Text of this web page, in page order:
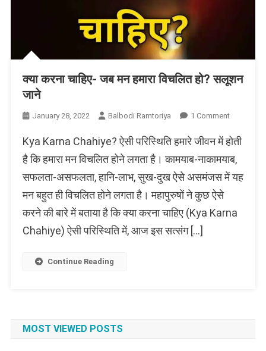
क्या करना चाहिए- जब मन हमारा विचलित हो? सलूशन
जाने
January 28, 2022 Balbodi Ramtoriya 1 CommentOn
करना
जब
मन
हो?
Kya Karna Chahiye? ऐसी परिस्थिति हमारे जीवन में होती
है कि हमारा मन विचलित होने लगता है। कामयाब-नाकामयाब,
सफलता-असफलता, हानि-लाभ, सुख-दुख ऐसे असमंजस में यह
मन बहुत ही विचलित होने लगता है। महापुरुषों ने कुछ ऐसे
करने की बारे में बताया है कि क्या करना चाहिए (Kya Karna
Chahiye) ऐसी परिस्थिति में, आज इस सत्संग […]
Continue Reading
MOST VIEWED POSTS